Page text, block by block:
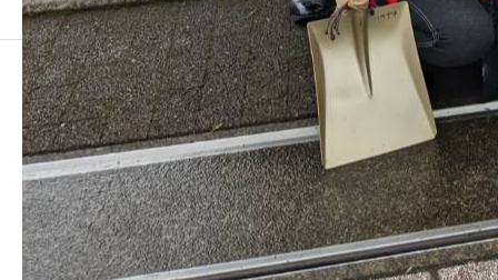
ブログ 1665404111549
2022.10.10
1665404111549